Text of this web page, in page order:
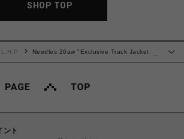
SHOP TOP
…
L.H.P
Needles 26aw "Exclusive Track Jacket -
ント